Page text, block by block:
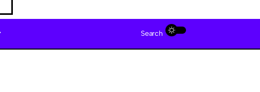
Search